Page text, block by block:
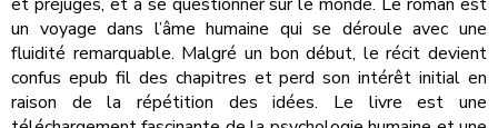
un voyage dans l’âme humaine qui se déroule avec une
fluidité remarquable. Malgré un bon début, le récit devient
confus epub fil des chapitres et perd son intérêt initial en
raison de la répétition des idées. Le livre est une